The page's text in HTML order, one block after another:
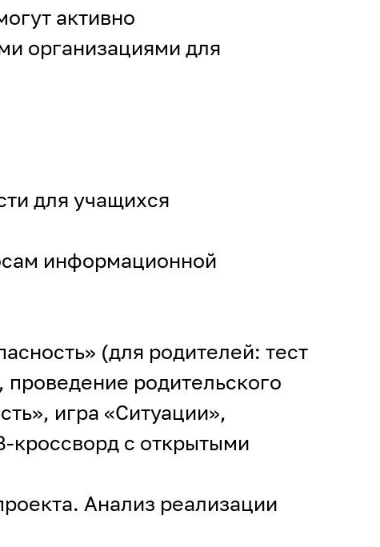
активно
организациями для
для учащихся
информационной
(для родителей: тест
родительского
игра «Ситуации»,
кроссворд с открытыми
Анализ реализации